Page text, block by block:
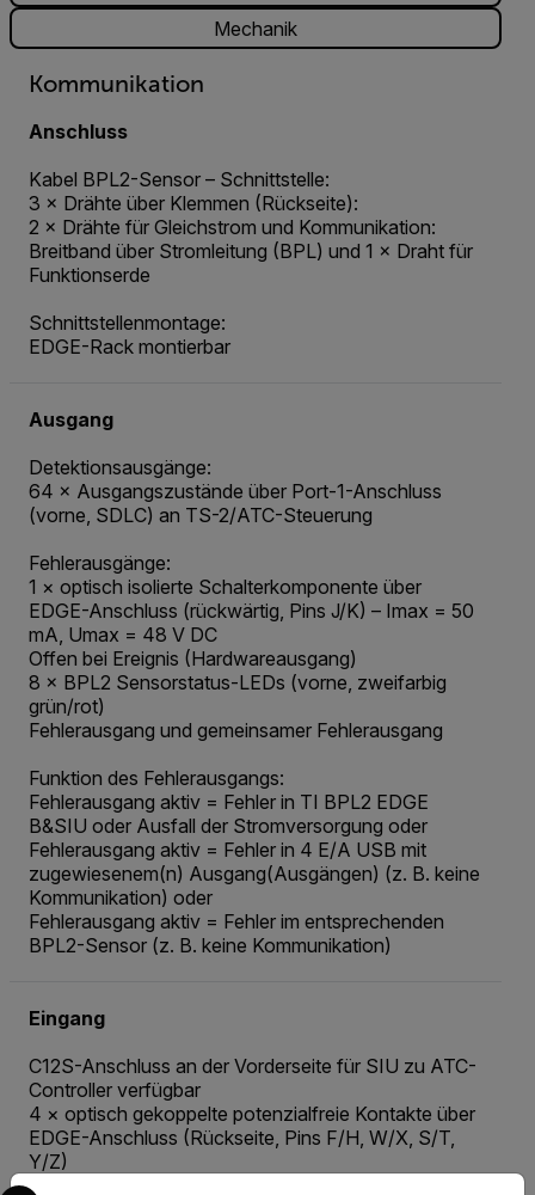
Mechanik
Kommunikation
Anschluss
Kabel BPL2-Sensor – Schnittstelle:
3 × Drähte über Klemmen (Rückseite):
2 × Drähte für Gleichstrom und Kommunikation:
Breitband über Stromleitung (BPL) und 1 × Draht für
Funktionserde
Schnittstellenmontage:
EDGE-Rack montierbar
Ausgang
Detektionsausgänge:
64 × Ausgangszustände über Port-1-Anschluss
(vorne, SDLC) an TS-2/ATC-Steuerung
Fehlerausgänge:
1 × optisch isolierte Schalterkomponente über
EDGE-Anschluss (rückwärtig, Pins J/K) – Imax = 50
mA, Umax = 48 V DC
Offen bei Ereignis (Hardwareausgang)
8 × BPL2 Sensorstatus-LEDs (vorne, zweifarbig
grün/rot)
Fehlerausgang und gemeinsamer Fehlerausgang
Funktion des Fehlerausgangs:
Fehlerausgang aktiv = Fehler in TI BPL2 EDGE
B&SIU oder Ausfall der Stromversorgung oder
Fehlerausgang aktiv = Fehler in 4 E/A USB mit
zugewiesenem(n) Ausgang(Ausgängen) (z. B. keine
Kommunikation) oder
Fehlerausgang aktiv = Fehler im entsprechenden
BPL2-Sensor (z. B. keine Kommunikation)
Eingang
C12S-Anschluss an der Vorderseite für SIU zu ATC-
Controller verfügbar
4 × optisch gekoppelte potenzialfreie Kontakte über
EDGE-Anschluss (Rückseite, Pins F/H, W/X, S/T,
Y/Z)
Imax = 50 mA, Umax = 48 V DC
Select your preferred country and language from the